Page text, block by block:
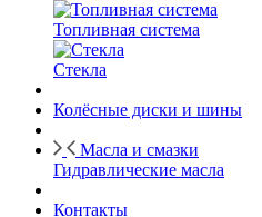
Топливная система
Стекла
Колёсные диски и шины
Масла и смазки
Гидравлические масла
Контакты